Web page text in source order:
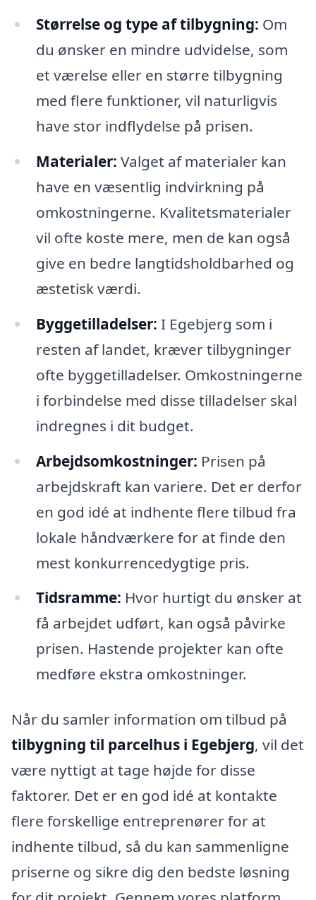
Størrelse og type af tilbygning: Om
du ønsker en mindre udvidelse, som
et værelse eller en større tilbygning
med flere funktioner, vil naturligvis
have stor indflydelse på prisen.
Materialer: Valget af materialer kan
have en væsentlig indvirkning på
omkostningerne. Kvalitetsmaterialer
vil ofte koste mere, men de kan også
give en bedre langtidsholdbarhed og
æstetisk værdi.
Byggetilladelser: I Egebjerg som i
resten af landet, kræver tilbygninger
ofte byggetilladelser. Omkostningerne
i forbindelse med disse tilladelser skal
indregnes i dit budget.
Arbejdsomkostninger: Prisen på
arbejdskraft kan variere. Det er derfor
en god idé at indhente flere tilbud fra
lokale håndværkere for at finde den
mest konkurrencedygtige pris.
Tidsramme: Hvor hurtigt du ønsker at
få arbejdet udført, kan også påvirke
prisen. Hastende projekter kan ofte
medføre ekstra omkostninger.
Når du samler information om tilbud på
tilbygning til parcelhus i Egebjerg, vil det
være nyttigt at tage højde for disse
faktorer. Det er en god idé at kontakte
flere forskellige entreprenører for at
indhente tilbud, så du kan sammenligne
priserne og sikre dig den bedste løsning